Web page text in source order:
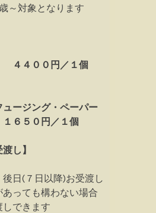
～対象となります
４００円／１個
ュージング・ペーパー
６５０円／１個
し】
日(７日以降)お受渡し
あっても構わない場合
しできます